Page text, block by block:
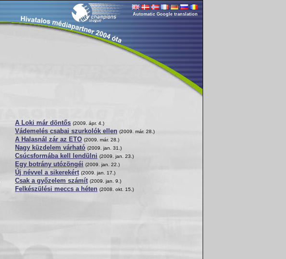
Automatic Google translation
A Loki már döntős (2009. ápr. 4.)
Vádemelés csabai szurkolók ellen (2009. már. 28.)
A Halasnál zár az ETO (2009. már. 28.)
Nagy küzdelem várható (2009. jan. 31.)
Csúcsformába kell lendülni (2009. jan. 23.)
Egy botrány utózöngéi (2009. jan. 22.)
Új névvel a sikerekért (2009. jan. 17.)
Csak a győzelem számít (2009. jan. 9.)
Felkészülési meccs a héten (2008. okt. 15.)